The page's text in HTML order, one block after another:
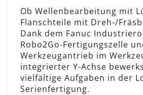
Ob Wellenbearbeitung mit
Flanschteile mit Dreh-/
Dank dem Fanuc
Robo2Go-Fertigungszelle
Werkzeugantrieb im
integrierter Y-Achse
vielfältige Aufgaben in der
Serienfertigung.